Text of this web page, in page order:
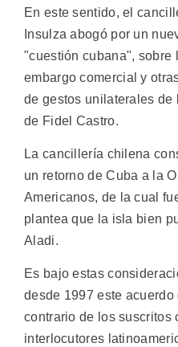
En este sentido, el
Insulza abogó por un
"cuestión cubana", sobre
embargo comercial y
de gestos unilaterales
de Fidel Castro.
La cancillería chilena
un retorno de Cuba a la
Americanos, de la cual
plantea que la isla bien
Aladi.
Es bajo estas
desde 1997 este
contrario de los suscritos
interlocutores